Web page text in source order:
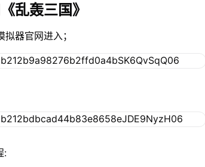
乱轰三国》
器官网进入；
: